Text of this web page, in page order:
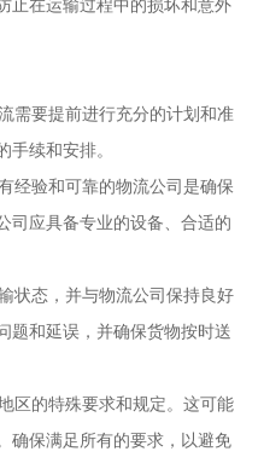
止在运输过程中的损坏和意外
需要提前进行充分的计划和准
续和安排。
经验和可靠的物流公司是确保
司应具备专业的设备、合适的
状态，并与物流公司保持良好
题和延误，并确保货物按时送
区的特殊要求和规定。这可能
确保满足所有的要求，以避免